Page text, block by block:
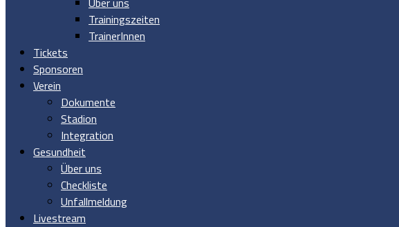
Trainingszeiten
TrainerInnen
Tickets
Sponsoren
Verein
Dokumente
Stadion
Integration
Gesundheit
Über uns
Checkliste
Unfallmeldung
Livestream